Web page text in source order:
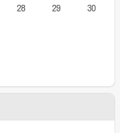
28 29 30